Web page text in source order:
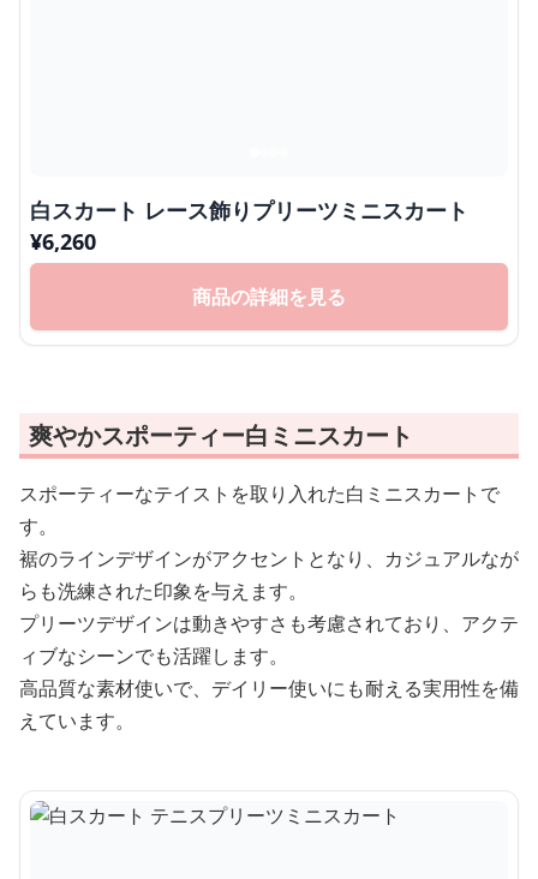
白スカート レース飾りプリーツミニスカート
¥6,260
商品の詳細を見る
爽やかスポーティー白ミニスカート
スポーティーなテイストを取り入れた白ミニスカートで
す。
裾のラインデザインがアクセントとなり、カジュアルなが
らも洗練された印象を与えます。
プリーツデザインは動きやすさも考慮されており、アクテ
ィブなシーンでも活躍します。
高品質な素材使いで、デイリー使いにも耐える実用性を備
えています。